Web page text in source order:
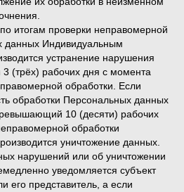
итогам проверки неправомерной
данных Индивидуальным
устранение нарушения
(трёх) рабочих дня с момента
обработки. Если
обработки Персональных данных
10 (десяти) рабочих
обработки
уничтожение данных.
нарушений или об уничтожении
уведомляется субъект
его представитель, а если